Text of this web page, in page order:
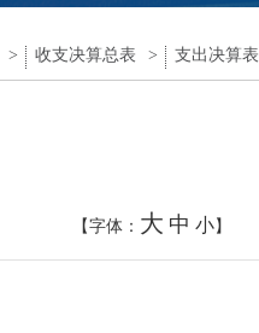
> 收支决算总表 > 支出决算表
【字体： 大 中 小】